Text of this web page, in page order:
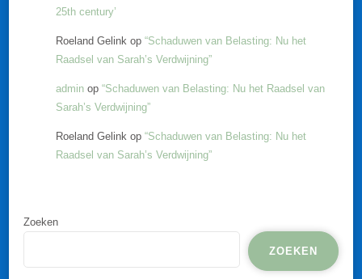
25th century’
Roeland Gelink op “Schaduwen van Belasting: Nu het
Raadsel van Sarah’s Verdwijning”
admin op “Schaduwen van Belasting: Nu het Raadsel van
Sarah’s Verdwijning”
Roeland Gelink op “Schaduwen van Belasting: Nu het
Raadsel van Sarah’s Verdwijning”
Zoeken
ZOEKEN